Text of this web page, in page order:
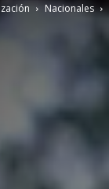
Nacionales